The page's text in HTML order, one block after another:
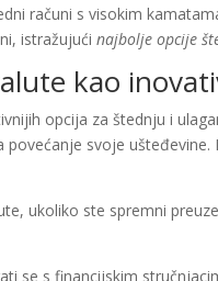
računi s visokim
istražujućinajbolje opcije
kao
opcija za štednju i
svoje
ukoliko ste spremni
se s financijskim